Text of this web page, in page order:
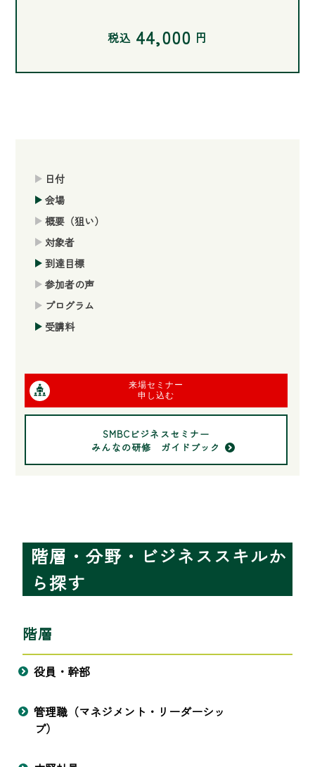
日付
会場
概要（狙い）
対象者
到達目標
参加者の声
プログラム
受講料
来場セミナー
申し込む
SMBCビジネスセミナー
みんなの研修 ガイドブック
税込 44,000 円
階層・分野・ビジネススキルか
ら探す
階層
役員・幹部
管理職（マネジメント・リーダーシッ
プ）